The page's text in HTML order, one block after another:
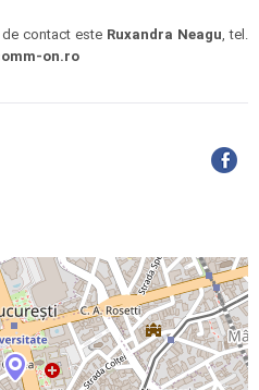
de contact este Ruxandra Neagu, tel.
on.ro